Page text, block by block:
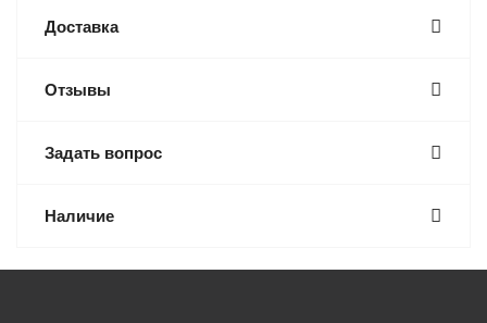
Доставка
Отзывы
Задать вопрос
Наличие